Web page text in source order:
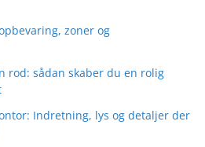
zoner og
rod: sådan skaber du en rolig
Indretning, lys og detaljer der